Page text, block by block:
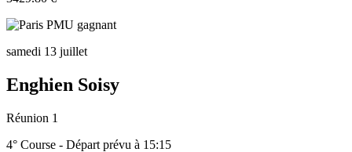
samedi 13 juillet
Enghien Soisy
Réunion 1
4° Course - Départ prévu à 15:15